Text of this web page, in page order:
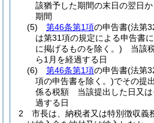
該猶予した期間の末日の翌日
期間
(5)
第46条第1項の申告書(法第
は第31項の規定による申告書
に掲げるものを除く。) 当該
ら1月を経過する日
(6)
第46条第1項の申告書(法第
項の申告書を除く。)でその提
係る税額 当該提出した日又は
過する日
2
市長は、納税者又は特別徴収義